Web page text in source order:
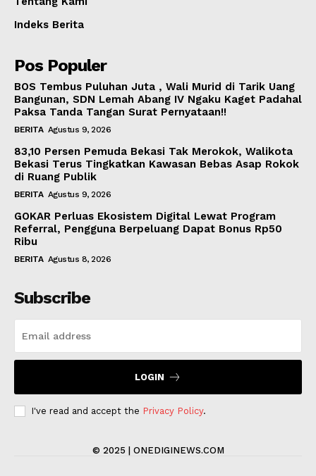
Indeks Berita
Pos Populer
BOS Tembus Puluhan Juta , Wali Murid di Tarik Uang
Bangunan, SDN Lemah Abang IV Ngaku Kaget Padahal
Paksa Tanda Tangan Surat Pernyataan!!
BERITA Agustus 9, 2026
83,10 Persen Pemuda Bekasi Tak Merokok, Walikota
Bekasi Terus Tingkatkan Kawasan Bebas Asap Rokok
di Ruang Publik
BERITA Agustus 9, 2026
GOKAR Perluas Ekosistem Digital Lewat Program
Referral, Pengguna Berpeluang Dapat Bonus Rp50
Ribu
BERITA Agustus 8, 2026
Subscribe
LOGIN
I've read and accept the Privacy Policy.
© 2025 | ONEDIGINEWS.COM